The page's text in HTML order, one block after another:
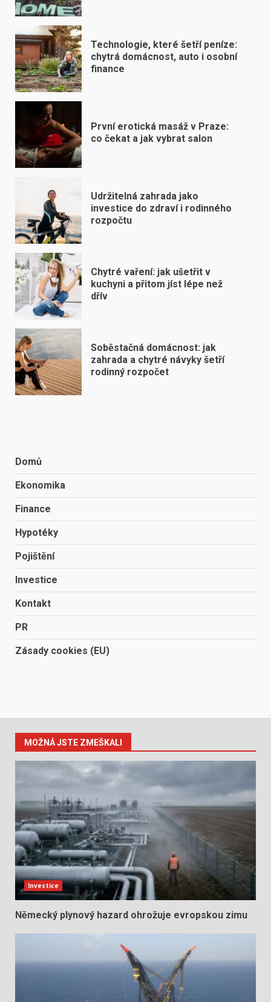
Technologie, které šetří peníze:
chytrá domácnost, auto i osobní
finance
První erotická masáž v Praze:
co čekat a jak vybrat salon
Udržitelná zahrada jako
investice do zdraví i rodinného
rozpočtu
Chytré vaření: jak ušetřit v
kuchyni a přitom jíst lépe než
dřív
Soběstačná domácnost: jak
zahrada a chytré návyky šetří
rodinný rozpočet
Domů
Ekonomika
Finance
Hypotéky
Pojištění
Investice
Kontakt
PR
Zásady cookies (EU)
MOŽNÁ JSTE ZMEŠKALI
Investice
Německý plynový hazard ohrožuje evropskou zimu